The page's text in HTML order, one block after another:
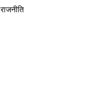
राजनीति